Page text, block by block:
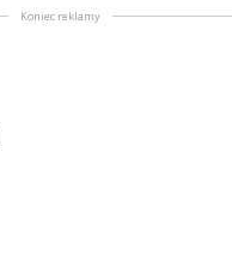
Koniec reklamy